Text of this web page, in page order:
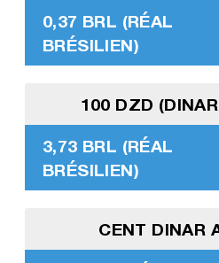
0,37 BRL (RÉAL
BRÉSILIEN)
100 DZD
3,73 BRL (RÉAL
BRÉSILIEN)
CENT DINAR